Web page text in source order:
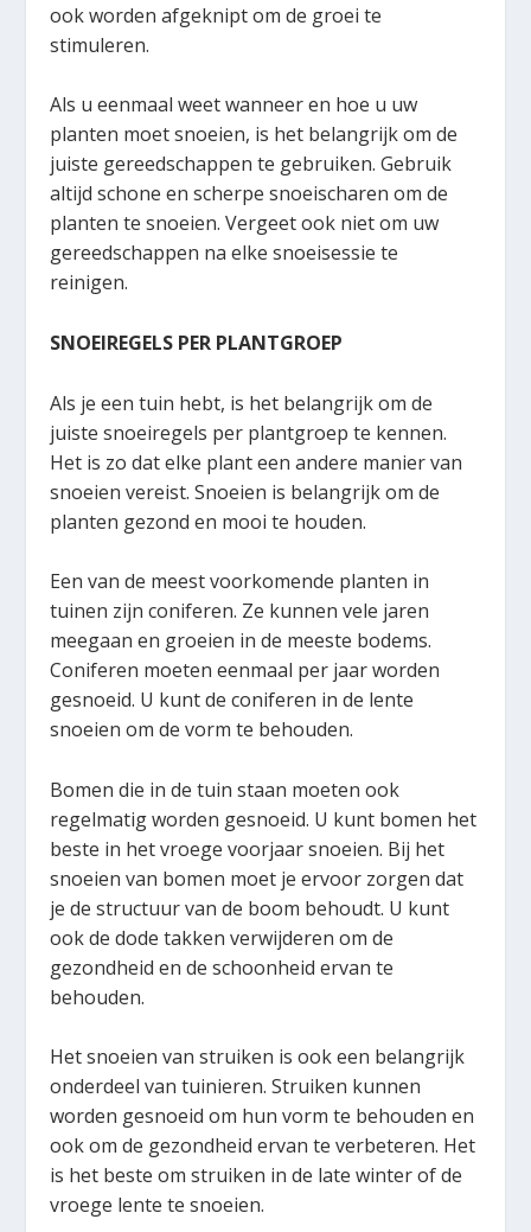
ook worden afgeknipt om de groei te
stimuleren.
Als u eenmaal weet wanneer en hoe u uw
planten moet snoeien, is het belangrijk om de
juiste gereedschappen te gebruiken. Gebruik
altijd schone en scherpe snoeischaren om de
planten te snoeien. Vergeet ook niet om uw
gereedschappen na elke snoeisessie te
reinigen.
SNOEIREGELS PER PLANTGROEP
Als je een tuin hebt, is het belangrijk om de
juiste snoeiregels per plantgroep te kennen.
Het is zo dat elke plant een andere manier van
snoeien vereist. Snoeien is belangrijk om de
planten gezond en mooi te houden.
Een van de meest voorkomende planten in
tuinen zijn coniferen. Ze kunnen vele jaren
meegaan en groeien in de meeste bodems.
Coniferen moeten eenmaal per jaar worden
gesnoeid. U kunt de coniferen in de lente
snoeien om de vorm te behouden.
Bomen die in de tuin staan moeten ook
regelmatig worden gesnoeid. U kunt bomen het
beste in het vroege voorjaar snoeien. Bij het
snoeien van bomen moet je ervoor zorgen dat
je de structuur van de boom behoudt. U kunt
ook de dode takken verwijderen om de
gezondheid en de schoonheid ervan te
behouden.
Het snoeien van struiken is ook een belangrijk
onderdeel van tuinieren. Struiken kunnen
worden gesnoeid om hun vorm te behouden en
ook om de gezondheid ervan te verbeteren. Het
is het beste om struiken in de late winter of de
vroege lente te snoeien.